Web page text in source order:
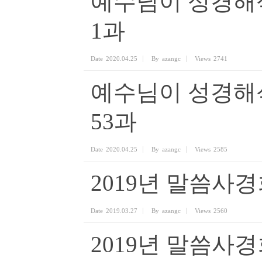
1과
Date 2020.04.25 By azangc Views 2741
예수님이 성경
53과
Date 2020.04.25 By azangc Views 2585
2019년 말씀사
Date 2019.03.27 By azangc Views 2560
2019년 말씀사